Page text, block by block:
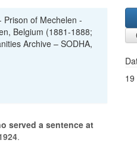
Prison of Mechelen -
Belgium (1881-1888;
Archive – SODHA,
served a sentence at
.